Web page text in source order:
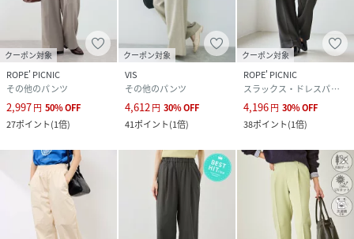
クーポン対象
ROPE' PICNIC
その他のパンツ
2,997円 50%OFF
27ポイント(1倍)
クーポン対象
VIS
その他のパンツ
4,612円 30%OFF
41ポイント(1倍)
クーポン対象
ROPE' PICNIC
スラックス・ドレスパンツ
4,196円 30%OFF
38ポイント(1倍)